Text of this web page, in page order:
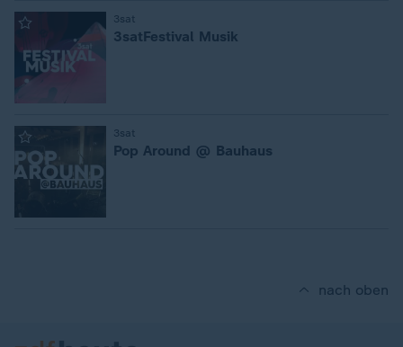
3sat
3satFestival Musik
3sat
Pop Around @ Bauhaus
nach oben